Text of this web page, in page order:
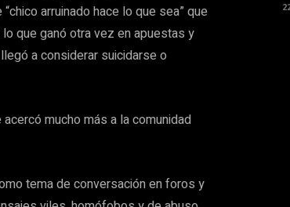
arruinado hace lo que sea” que
que ganó otra vez en apuestas y
a considerar suicidarse o
mucho más a la comunidad
tema de conversación en foros y